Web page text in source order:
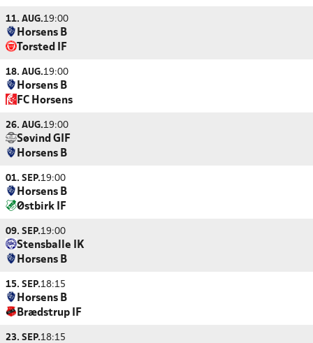
11. AUG.19:00
Horsens B
Torsted IF
18. AUG.19:00
Horsens B
FC Horsens
26. AUG.19:00
Søvind GIF
Horsens B
01. SEP.19:00
Horsens B
Østbirk IF
09. SEP.19:00
Stensballe IK
Horsens B
15. SEP.18:15
Horsens B
Brædstrup IF
23. SEP.18:15